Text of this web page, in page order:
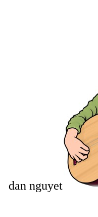
dan nguyet